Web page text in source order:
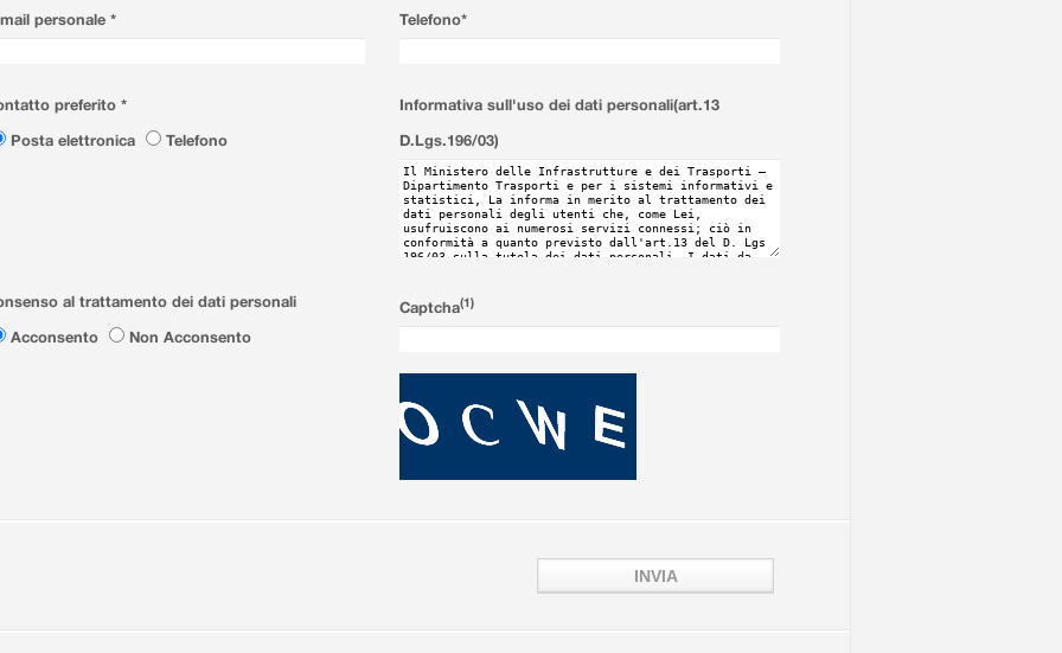
personale * Telefono*
preferito *
Posta elettronica
Telefono
Informativa sull'uso dei dati personali(art.13
D.Lgs.196/03)
al trattamento dei dati personali
Acconsento
Non Acconsento
Captcha(1)